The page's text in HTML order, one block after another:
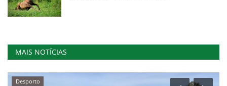
MAIS NOTÍCIAS
Desporto